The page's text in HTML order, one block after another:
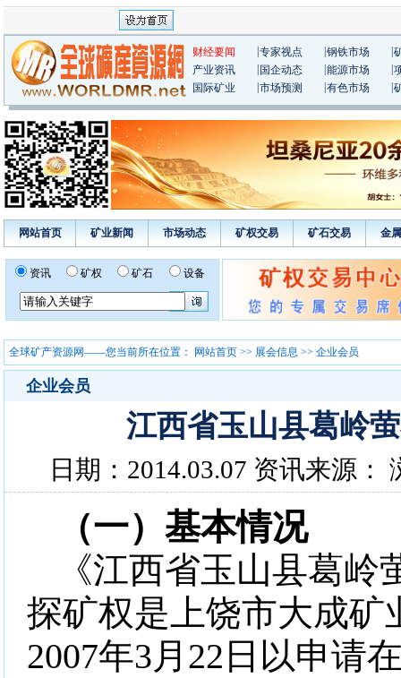
财经要闻 专家视点 钢铁市场
产业资讯
国企动态 能源市场
国际矿业
市场预测 有色市场
网站首页 矿业新闻 市场动态 矿权交易 矿石交易 金
资讯 矿权 矿石 设备
全球矿产资源网——您当前所在位置： 网站首页 >> 展会信息 >> 企业会员
企业会员
江西省玉山县葛岭
日期：2014.03.07 资讯来源：
（一）基本情况
《江西省玉山县葛岭
探矿权是上饶市大成矿
2007年3月 22 日以申请